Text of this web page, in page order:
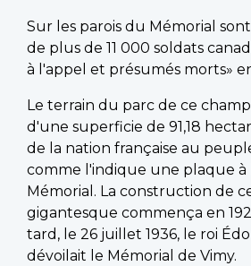
Sur les parois du Mémorial
de plus de 11 000 soldats
à l'appel et présumés morts»
Le terrain du parc de ce
d'une superficie de 91,18
de la nation française au
comme l'indique une plaque
Mémorial. La construction de
gigantesque commença en
tard, le 26 juillet 1936, le roi
dévoilait le Mémorial de Vimy.